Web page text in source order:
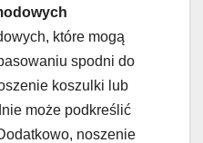
które mogą
spodni do
koszulki lub
może podkreślić
noszenie